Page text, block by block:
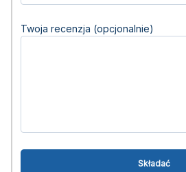
Twoja recenzja (opcjonalnie)